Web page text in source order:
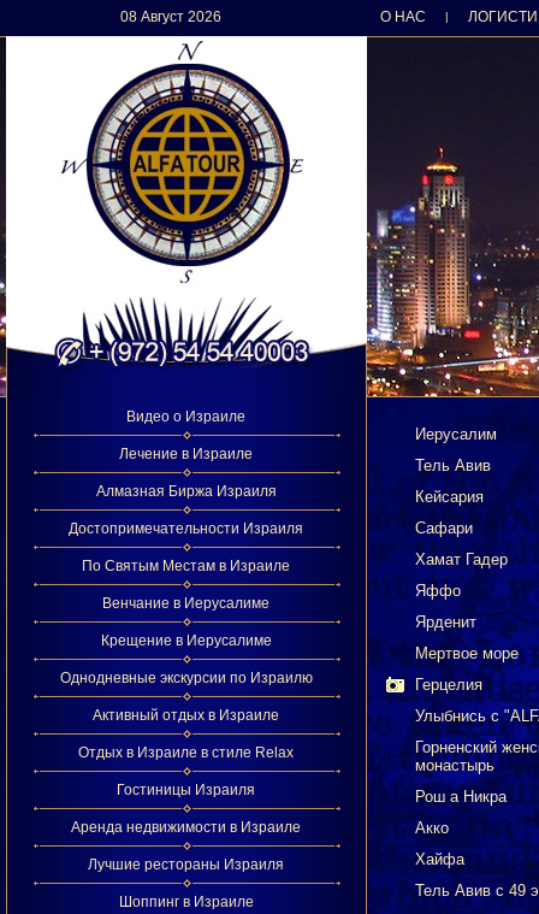
08 Август 2026 О НАС |
Видео о Израиле
Лечение в Израиле
Алмазная Биржа Израиля
Достопримечательности Израиля
По Святым Местам в Израиле
Венчание в Иерусалиме
Крещение в Иерусалиме
Однодневные экскурсии по Израилю
Активный отдых в Израиле
Отдых в Израиле в стиле Relax
Гостиницы Израиля
Аренда недвижимости в Израиле
Лучшие рестораны Израиля
Шоппинг в Израиле
Иерусалим
Тель Авив
Кейсария
Сафари
Хамат Гадер
Яффо
Ярденит
Мертвое море
Герцелия
Улыбнись с
Горненский
монастырь
Рош а Никра
Акко
Хайфа
Тель Авив с 49